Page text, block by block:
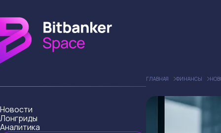
Новости
Лонгриды
Аналитика
ГЛАВНАЯ ФИНАНСЫ